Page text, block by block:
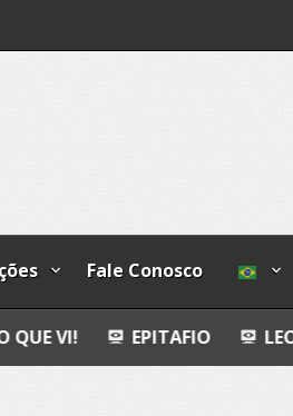
Fale Conosco
LEOPOLDO E O